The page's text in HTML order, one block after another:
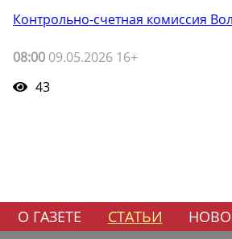
Контрольно-счетная комиссия
08:00 09.05.2026 16+
43
О ГАЗЕТЕ СТАТЬИ